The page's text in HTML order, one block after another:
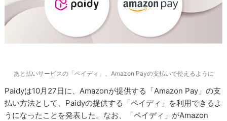
あと払いサービスの「ペイディ」、Amazon Payの支払いで使えるように
Paidyは10月27日に、Amazonが提供する「Amazon Pay」の支
払い方法として、Paidyの提供する「ペイディ」を利用できるよ
うになったことを発表した。なお、「ペイディ」がAmazon